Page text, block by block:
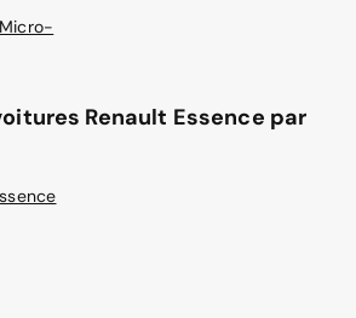
Renault Essence par